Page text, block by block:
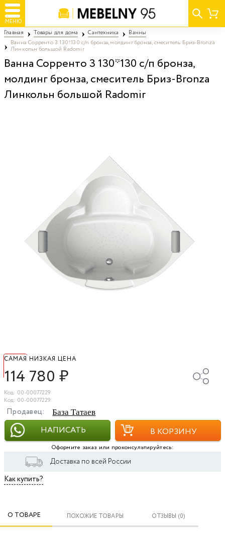
МЕНЮ
Главная Товары для дома Сантехника
Ванны
Ванна Сорренто 3 130*130 с/п бронза, молдинг бронза, смеситель Бриз-Bronza
Линкольн большой Radomir
Ванна Сорренто 3 130*130 с/п бронза,
молдинг бронза, смеситель Бриз-Bronza
Линкольн большой Radomir
САМАЯ НИЗКАЯ ЦЕНА
114 780 ₽
Код: 00-00077229
Код: 00-00077229
Продавец: База Татаев
НАПИСАТЬ В КОРЗИНУ
Оформите заказ или проконсультируйтесь:
Доставка по всей России
Как купить?
О ТОВАРЕ ПОХОЖИЕ ТОВАРЫ ОТЗЫВЫ (0)